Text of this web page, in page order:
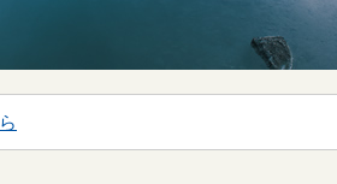
黄金文化輝く平泉